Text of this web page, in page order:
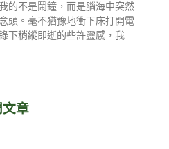
的不是鬧鐘，而是腦海中突然
頭。毫不猶豫地衝下床打開電
下稍縱即逝的些許靈感，我
章